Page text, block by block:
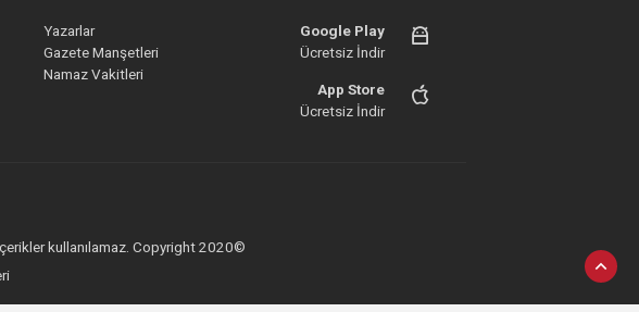
Yazarlar
Gazete Manşetleri
Namaz Vakitleri
Google Play
Ücretsiz İndir
App Store
Ücretsiz İndir
kullanılamaz. Copyright 2020©